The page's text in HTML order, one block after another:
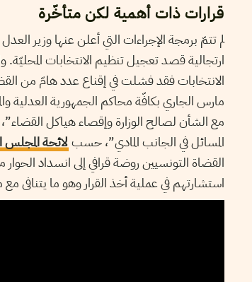
قرارات ذات أهمية لكن متأخّرة
ارتجالية قصد تعجيل تنظيم الانتخابات المحليّة.
مارس الجاري بكافّة محاكم الجمهورية العدلية
مع الشأن لصالح الوزارة وإقصاء هياكل
المسائل في الجانب المادي”، حسب لائحة المجلس
استشارتهم في عملية أخذ القرار وهو ما يتنافى مع